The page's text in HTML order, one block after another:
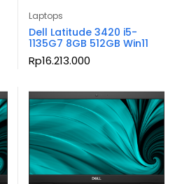
Laptops
Dell Latitude 3420 i5-
1135G7 8GB 512GB Win11
Rp16.213.000